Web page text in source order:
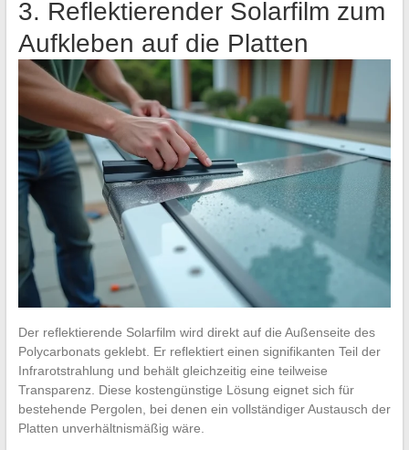
3. Reflektierender Solarfilm zum
Aufkleben auf die Platten
Der reflektierende Solarfilm wird direkt auf die Außenseite des
Polycarbonats geklebt. Er reflektiert einen signifikanten Teil der
Infrarotstrahlung und behält gleichzeitig eine teilweise
Transparenz. Diese kostengünstige Lösung eignet sich für
bestehende Pergolen, bei denen ein vollständiger Austausch der
Platten unverhältnismäßig wäre.